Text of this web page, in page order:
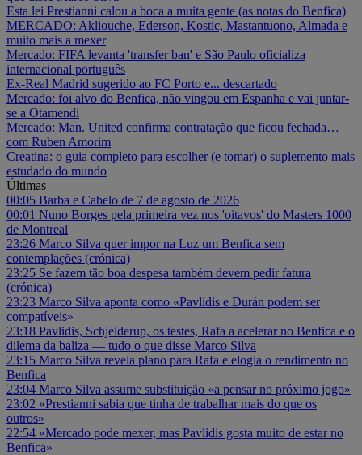
Esta lei Prestianni calou a boca a muita gente (as notas do Benfica)
MERCADO: Akliouche, Ederson, Kostic, Mastantuono, Almada e
muito mais a mexer
Mercado: FIFA levanta 'transfer ban' e São Paulo oficializa
internacional português
Ex-Real Madrid sugerido ao FC Porto e... descartado
Mercado: foi alvo do Benfica, não vingou em Espanha e vai juntar-
se a Otamendi
Mercado: Man. United confirma contratação que ficou fechada…
com Ruben Amorim
Creatina: o guia completo para escolher (e tomar) o suplemento mais
estudado do mundo
Últimas
00:05 Barba e Cabelo de 7 de agosto de 2026
00:01 Nuno Borges pela primeira vez nos 'oitavos' do Masters 1000
de Montreal
23:26 Marco Silva quer impor na Luz um Benfica sem
contemplações (crónica)
23:25 Se fazem tão boa despesa também devem pedir fatura
(crónica)
23:23 Marco Silva aponta como «Pavlidis e Durán podem ser
compatíveis»
23:18 Pavlidis, Schjelderup, os testes, Rafa a acelerar no Benfica e o
dilema da baliza — tudo o que disse Marco Silva
23:15 Marco Silva revela plano para Rafa e elogia o rendimento no
Benfica
23:04 Marco Silva assume substituição «a pensar no próximo jogo»
23:02 «Prestianni sabia que tinha de trabalhar mais do que os
outros»
22:54 «Mercado pode mexer, mas Pavlidis gosta muito de estar no
Benfica»